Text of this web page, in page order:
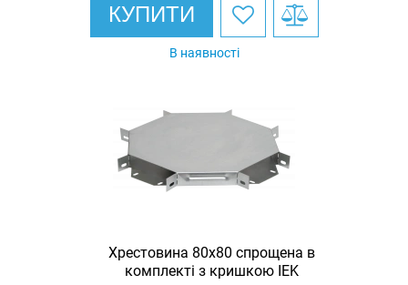
КУПИТИ
В наявності
Хрестовина 80х80 спрощена в
комплекті з кришкою IEK